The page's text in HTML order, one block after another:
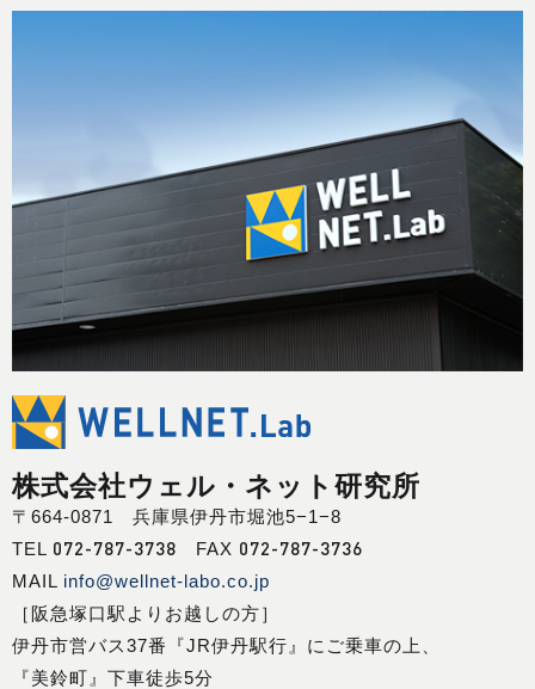
株式会社ウェル・ネット研究所
〒664-0871 兵庫県伊丹市堀池5−1−8
TEL 072-787-3738 FAX 072-787-3736
MAIL info@wellnet-labo.co.jp
［阪急塚口駅よりお越しの方］
伊丹市営バス37番『JR伊丹駅行』にご乗車の上、
『美鈴町』下車徒歩5分